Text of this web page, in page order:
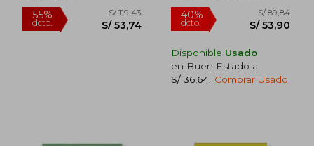
dcto.
Disponible Usado
en Buen Estado a
S/ 36,64 Comprar Usado